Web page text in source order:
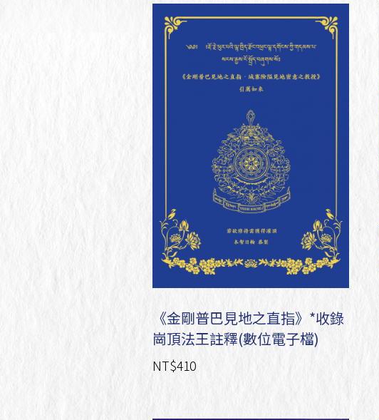
《金剛普巴見地之直指》*收錄
崗頂法王註釋(數位電子檔)
NT$410